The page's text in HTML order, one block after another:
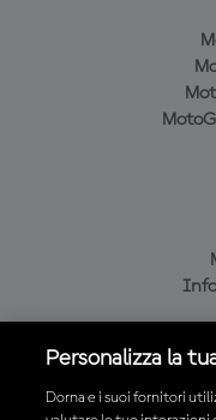
Personalizza la
Dorna e i suoi fornitori